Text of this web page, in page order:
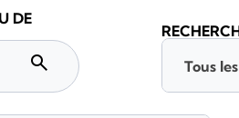
DE
search
Tous